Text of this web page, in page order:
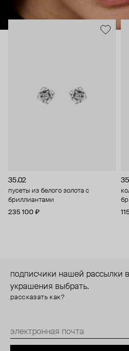
35.02
пусеты из белого золота с
бриллиантами
235 100 ₽
подписчики нашей рассылки
украшения выбрать.
рассказать как?